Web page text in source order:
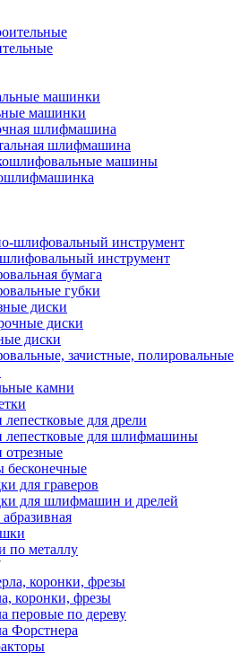
машинки
шлифмашина
шлифмашина
машины
инструмент
бумага
губки
диски
диски
диски
зачистные, полировальные
камни
лепестковые для дрели
лепестковые для шлифмашины
отрезные
бесконечные
для граверов
для шлифмашин и дрелей
по металлу
коронки, фрезы
перовые по дереву
Форстнера